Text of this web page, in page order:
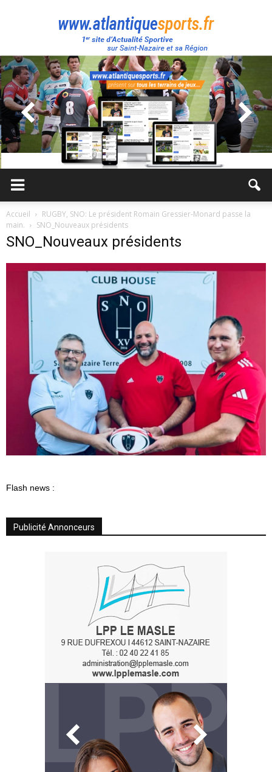
Atlantique
Sport
Accueil
RUGBY, SNO: Le président Romain Gressier-Monard passe la
main.
SNO_Nouveaux présidents
SNO_Nouveaux présidents
Flash news :
Publicité Annonceurs